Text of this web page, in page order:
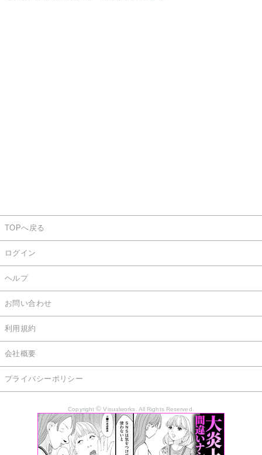
TOPへ戻る
ログイン
ヘルプ
お問い合わせ
利用規約
会社概要
プライバシーポリシー
Copyright© Visualworks. All Rights Reserved.